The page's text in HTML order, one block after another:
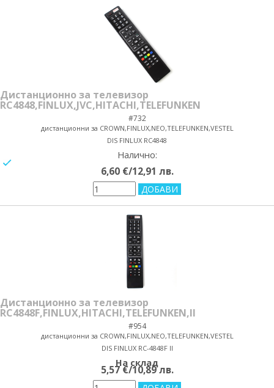
Дистанционно за телевизор
RC4848,FINLUX,JVC,HITACHI,TELEFUNKEN
#732
дистанционни за CROWN,FINLUX,NEO,TELEFUNKEN,VESTEL
DIS FINLUX RC4848
Налично:
6,60 €/12,91 лв.
Дистанционно за телевизор
RC4848F,FINLUX,HITACHI,TELEFUNKEN,II
#954
дистанционни за CROWN,FINLUX,NEO,TELEFUNKEN,VESTEL
DIS FINLUX RC-4848F II
На склад
5,57 €/10,89 лв.